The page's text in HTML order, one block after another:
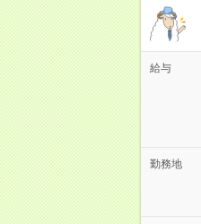
給与
勤務地